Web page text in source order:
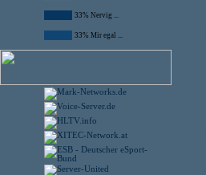
33% Nervig ...
33% Mir egal ...